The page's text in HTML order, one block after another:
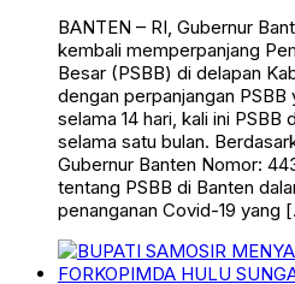
BANTEN – RI, Gubernur
kembali memperpanjang
Besar (PSBB) di delapan
dengan perpanjangan PSBB
selama 14 hari, kali ini PSBB
selama satu bulan.
Gubernur Banten Nomor:
tentang PSBB di Banten
penanganan Covid-19 yang